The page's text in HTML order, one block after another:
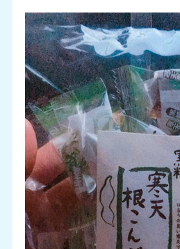
スタッフブロ
会社案内Company